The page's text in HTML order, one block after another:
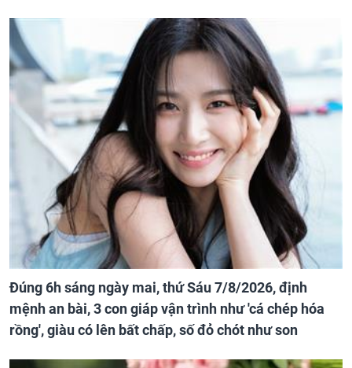
Đúng 6h sáng ngày mai, thứ Sáu 7/8/2026, định
mệnh an bài, 3 con giáp vận trình như 'cá chép hóa
rồng', giàu có lên bất chấp, số đỏ chót như son